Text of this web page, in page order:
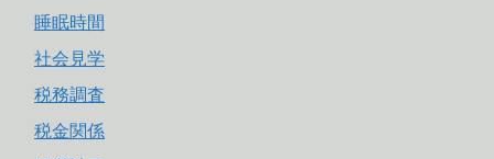
睡眠時間
社会見学
税務調査
税金関係